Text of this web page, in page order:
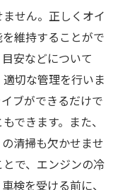
せん。正しくオイ
維持することがで
安などについて
切な管理を行いま
ブができるだけで
できます。また、
清掃も欠かせませ
で、エンジンの冷
検を受ける前に、